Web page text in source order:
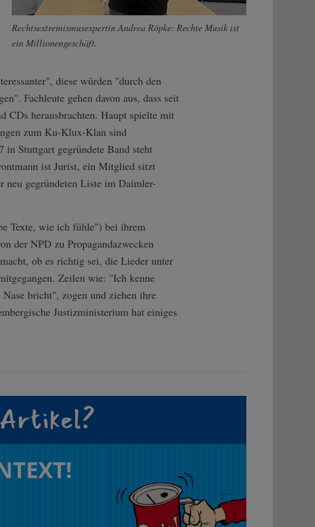
Rechtsextremismusexpertin Andrea Röpke: Rechte Musik ist
ein Millionengeschäft.
diese würden "durch den
Fachleute gehen davon aus, dass seit
CDs herausbrachten. Haupt spielte mit
zum Ku-Klux-Klan sind
Stuttgart gegründete Band steht
ist Jurist, ein Mitglied sitzt
neu gegründeten Liste im Daimler-
Texte, wie ich fühle") bei ihrem
der NPD zu Propagandazwecken
ob es richtig sei, die Lieder unter
Zeilen wie: "Ich kenne
bricht", zogen und ziehen ihre
Justizministerium hat einiges